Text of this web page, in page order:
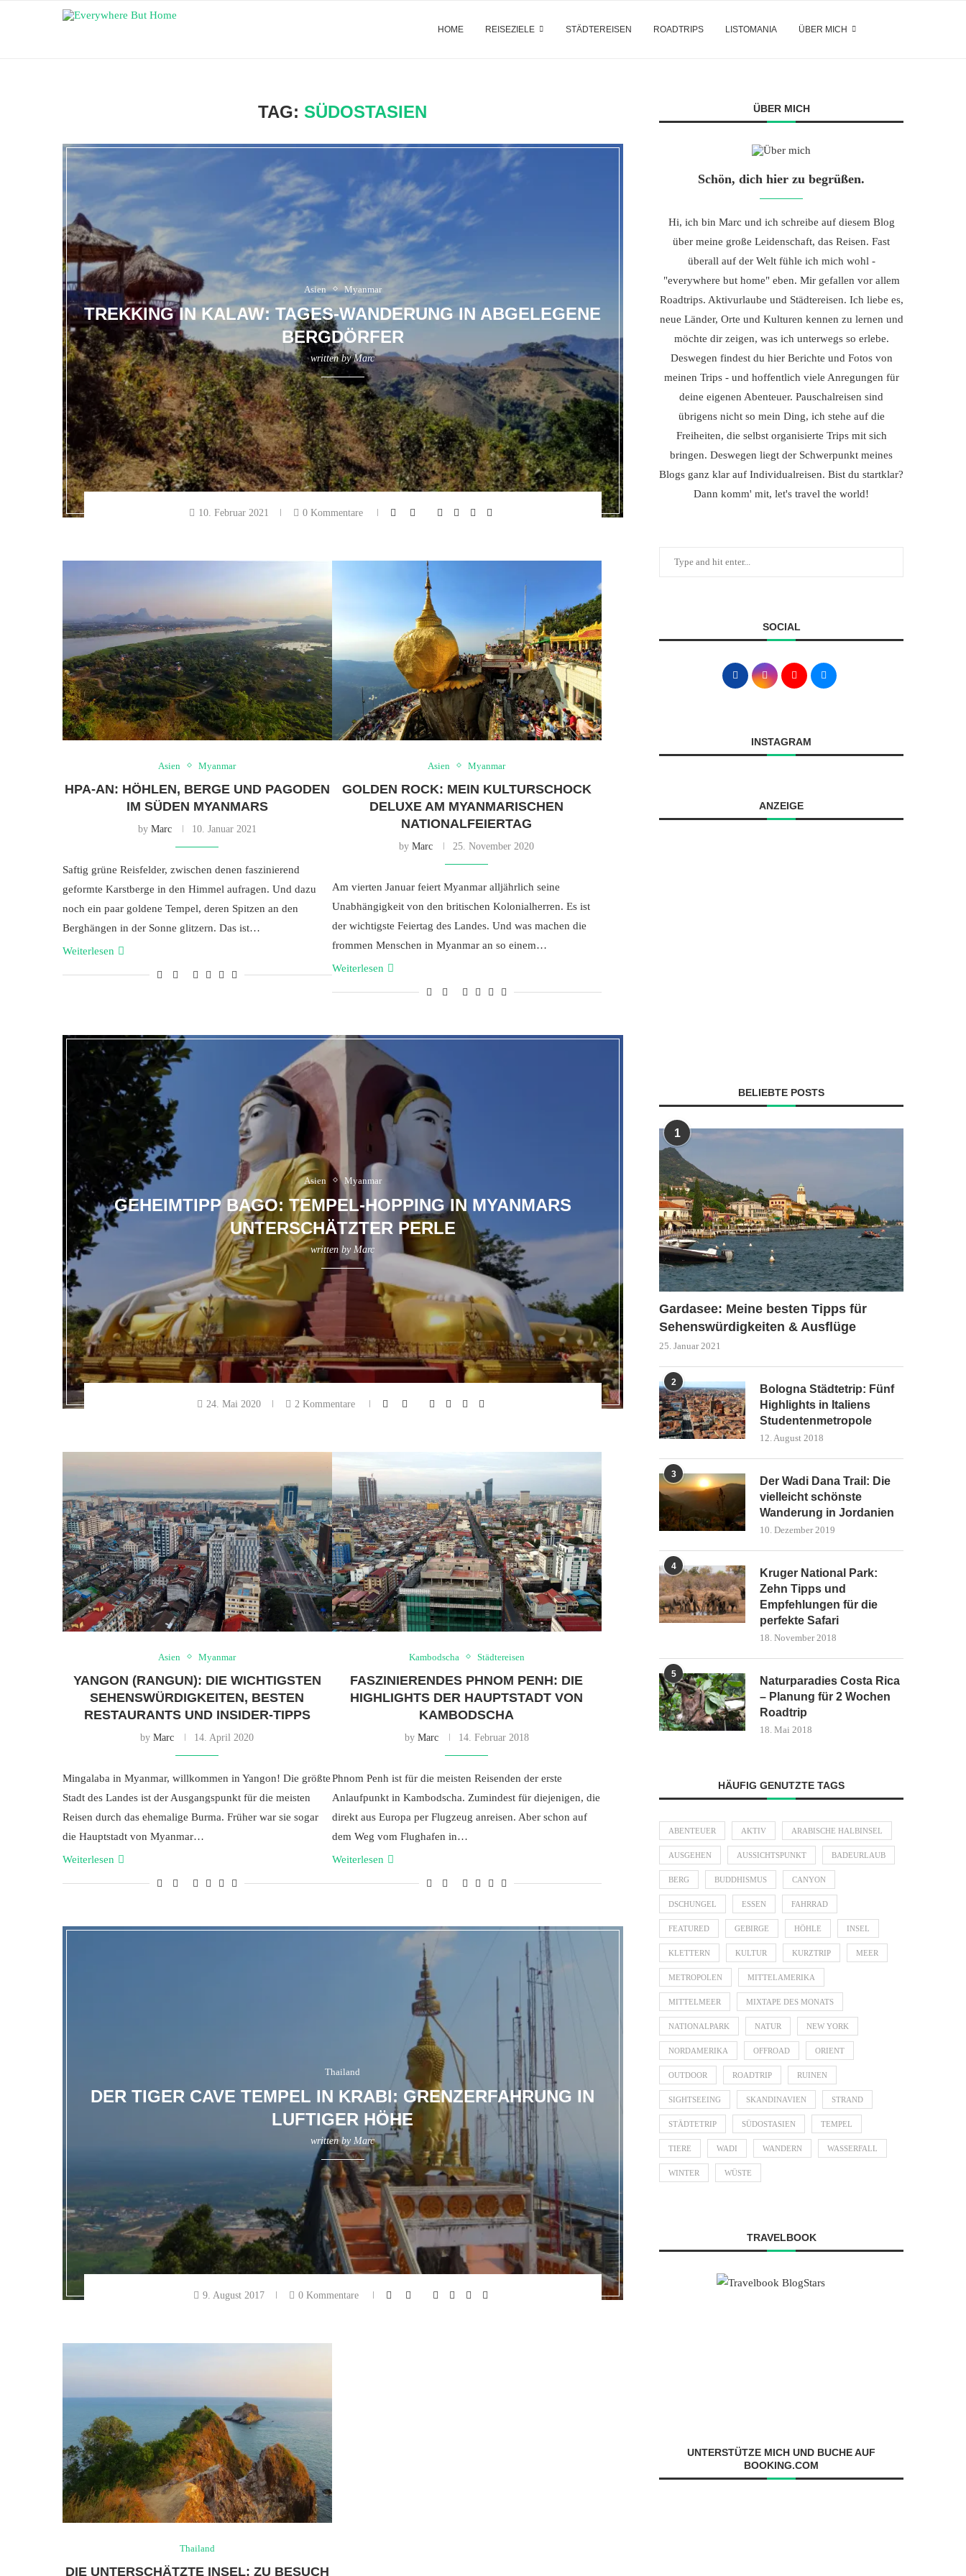
HOME REISEZIELE STÄDTEREISEN ROADTRIPS LISTOMANIA ÜBER MICH
TAG:SÜDOSTASIEN
Asien Myanmar
TREKKING IN KALAW: TAGES-WANDERUNG IN ABGELEGENE
BERGDÖRFER
written byMarc
10. Februar 2021 0 Kommentare
Asien Myanmar
HPA-AN: HÖHLEN, BERGE UND PAGODEN
IM SÜDEN MYANMARS
by Marc 10. Januar 2021
Saftig grüne Reisfelder, zwischen denen faszinierend
geformte Karstberge in den Himmel aufragen. Und dazu
noch ein paar goldene Tempel, deren Spitzen an den
Berghängen in der Sonne glitzern. Das ist…
Weiterlesen
Asien Myanmar
GOLDEN ROCK: MEIN KULTURSCHOCK
DELUXE AM MYANMARISCHEN
NATIONALFEIERTAG
byMarc 25. November 2020
Am vierten Januar feiert Myanmar alljährlich seine
Unabhängigkeit von den britischen Kolonialherren. Es ist
der wichtigste Feiertag des Landes. Und was machen die
frommen Menschen in Myanmar an so einem…
Weiterlesen
Asien Myanmar
GEHEIMTIPP BAGO: TEMPEL-HOPPING IN MYANMARS
UNTERSCHÄTZTER PERLE
written by Marc
24. Mai 2020 2 Kommentare
Asien Myanmar
YANGON (RANGUN): DIE WICHTIGSTEN
SEHENSWÜRDIGKEITEN, BESTEN
RESTAURANTS UND INSIDER-TIPPS
byMarc 14. April 2020
Mingalaba in Myanmar, willkommen in Yangon! Die größte
Stadt des Landes ist der Ausgangspunkt für die meisten
Reisen durch das ehemalige Burma. Früher war sie sogar
die Hauptstadt von Myanmar…
Weiterlesen
Kambodscha Städtereisen
FASZINIERENDES PHNOM PENH: DIE
HIGHLIGHTS DER HAUPTSTADT VON
KAMBODSCHA
by Marc 14. Februar 2018
Phnom Penh ist für die meisten Reisenden der erste
Anlaufpunkt in Kambodscha. Zumindest für diejenigen, die
direkt aus Europa per Flugzeug anreisen. Aber schon auf
dem Weg vom Flughafen in…
Weiterlesen
Thailand
DER TIGER CAVE TEMPEL IN KRABI: GRENZERFAHRUNG IN
LUFTIGER HÖHE
written by Marc
9. August 2017 0 Kommentare
Thailand
DIE UNTERSCHÄTZTE INSEL: ZU BESUCH
ÜBER MICH
Schön, dich hier zu begrüßen.
Hi, ich bin Marc und ich schreibe auf diesem Blog
über meine große Leidenschaft, das Reisen. Fast
überall auf der Welt fühle ich mich wohl -
"everywhere but home" eben. Mir gefallen vor allem
Roadtrips. Aktivurlaube und Städtereisen. Ich liebe es,
neue Länder, Orte und Kulturen kennen zu lernen und
möchte dir zeigen, was ich unterwegs so erlebe.
Deswegen findest du hier Berichte und Fotos von
meinen Trips - und hoffentlich viele Anregungen für
deine eigenen Abenteuer. Pauschalreisen sind
übrigens nicht so mein Ding, ich stehe auf die
Freiheiten, die selbst organisierte Trips mit sich
bringen. Deswegen liegt der Schwerpunkt meines
Blogs ganz klar auf Individualreisen. Bist du startklar?
Dann komm' mit, let's travel the world!
SOCIAL
INSTAGRAM
ANZEIGE
BELIEBTE POSTS
1
Gardasee: Meine besten Tipps für
Sehenswürdigkeiten & Ausflüge
25. Januar 2021
2
Bologna Städtetrip: Fünf
Highlights in Italiens
Studentenmetropole
12. August 2018
3
Der Wadi Dana Trail: Die
vielleicht schönste
Wanderung in Jordanien
10. Dezember 2019
4
Kruger National Park:
Zehn Tipps und
Empfehlungen für die
perfekte Safari
18. November 2018
5
Naturparadies Costa Rica
– Planung für 2 Wochen
Roadtrip
18. Mai 2018
HÄUFIG GENUTZTE TAGS
ABENTEUER AKTIV ARABISCHE HALBINSEL
AUSGEHEN AUSSICHTSPUNKT BADEURLAUB
BERG BUDDHISMUS CANYON
DSCHUNGEL ESSEN FAHRRAD
FEATURED GEBIRGE HÖHLE INSEL
KLETTERN KULTUR KURZTRIP MEER
METROPOLEN MITTELAMERIKA
MITTELMEER MIXTAPE DES MONATS
NATIONALPARK NATUR NEW YORK
NORDAMERIKA OFFROAD ORIENT
OUTDOOR ROADTRIP RUINEN
SIGHTSEEING SKANDINAVIEN STRAND
STÄDTETRIP SÜDOSTASIEN TEMPEL
TIERE WADI WANDERN WASSERFALL
WINTER WÜSTE
TRAVELBOOK
UNTERSTÜTZE MICH UND BUCHE AUF
BOOKING.COM